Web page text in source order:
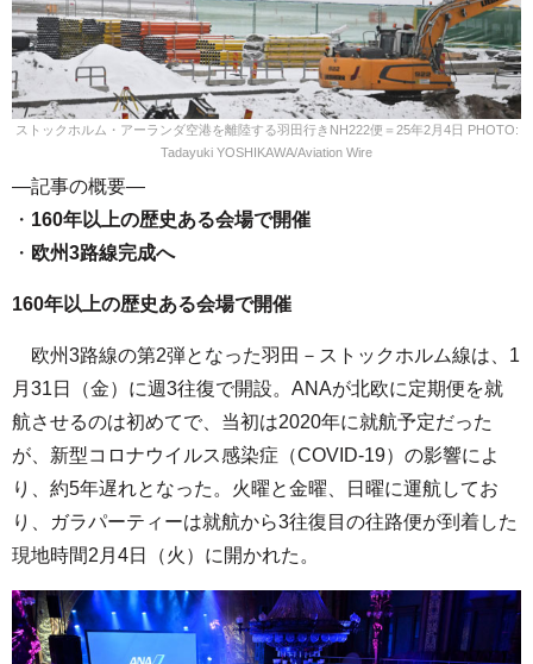
ストックホルム・アーランダ空港を離陸する羽田行きNH222便＝25年2月4日 PHOTO:
Tadayuki YOSHIKAWA/Aviation Wire
—記事の概要—
・ 160年以上の歴史ある会場で開催
・ 欧州3路線完成へ
160年以上の歴史ある会場で開催
欧州3路線の第2弾となった羽田－ストックホルム線は、1
月31日（金）に週3往復で開設。ANAが北欧に定期便を就
航させるのは初めてで、当初は2020年に就航予定だった
が、新型コロナウイルス感染症（COVID-19）の影響によ
り、約5年遅れとなった。火曜と金曜、日曜に運航してお
り、ガラパーティーは就航から3往復目の往路便が到着した
現地時間2月4日（火）に開かれた。